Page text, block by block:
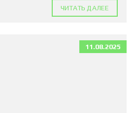
ЧИТАТЬ ДАЛЕЕ
11.08.2025